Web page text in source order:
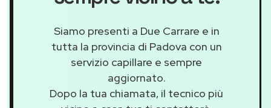
Siamo presenti a Due Carrare e in
tutta la provincia di Padova con un
servizio capillare e sempre
aggiornato.
Dopo la tua chiamata, il tecnico più